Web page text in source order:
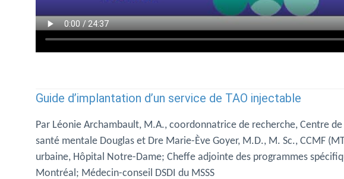
Guide d’implantation d’un service de TAO injectable
Par Léonie Archambault, M.A., coordonnatrice de recherche, Centre
santé mentale Douglas et Dre Marie-Ève Goyer, M.D., M. Sc., CCMF
urbaine, Hôpital Notre-Dame; Cheffe adjointe des programmes
Montréal; Médecin-conseil DSDI du MSSS